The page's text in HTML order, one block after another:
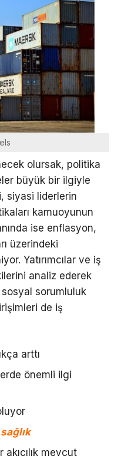
olursak, politika
büyük bir ilgiyle
siyasi liderlerin
kamuoyunun
ise enflasyon,
üzerindeki
Yatırımcılar ve iş
analiz ederek
sorumluluk
de iş
arttı
önemli ilgi
akıcılık mevcut